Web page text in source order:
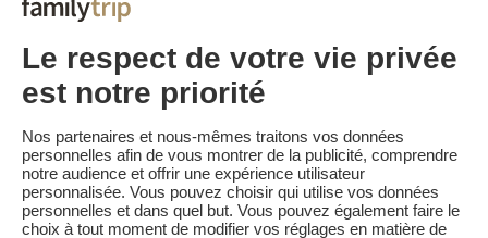
Destinations
Vacances au Ski en France
Familytrip
Qui sommes-nous?
CGV et Charte de Confidentialité
La Presse parle de nous
Partenaires FAQ Blog Plan du site
Paiement sécurisé Réalisé par Sooyoos
Le respect de votre vie privée
est notre priorité
Nos partenaires et nous-mêmes traitons vos données
personnelles afin de vous montrer de la publicité, comprendre
notre audience et offrir une expérience utilisateur
personnalisée. Vous pouvez choisir qui utilise vos données
personnelles et dans quel but. Vous pouvez également faire le
choix à tout moment de modifier vos réglages en matière de